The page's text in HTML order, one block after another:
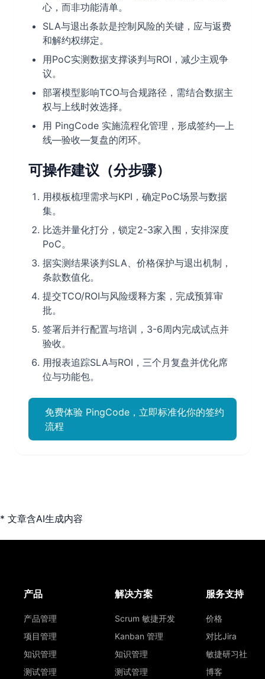
心，而非功能清单。
SLA与退出条款是控制风险的关键，应与返费
和解约权绑定。
用PoC实测数据支撑谈判与ROI，减少主观争
议。
部署模型影响TCO与合规路径，需结合数据主
权与上线时效选择。
用 PingCode 实施流程化管理，形成签约—上
线—验收—复盘的闭环。
可操作建议（分步骤）
用模板梳理需求与KPI，确定PoC场景与数据
集。
比选并量化打分，锁定2-3家入围，安排深度
PoC。
据实测结果谈判SLA、价格保护与退出机制，
条款数值化。
提交TCO/ROI与风险缓释方案，完成预算审
批。
签署后并行配置与培训，3-6周内完成试点并
验收。
用报表追踪SLA与ROI，三个月复盘并优化席
位与功能包。
免费体验 PingCode，立即标准化你的签约
流程
* 文章含AI生成内容
产品
产品管理
项目管理
知识管理
测试管理
解决方案
Scrum 敏捷开发
Kanban 管理
知识管理
测试管理
服务支持
价格
对比Jira
敏捷研习社
博客